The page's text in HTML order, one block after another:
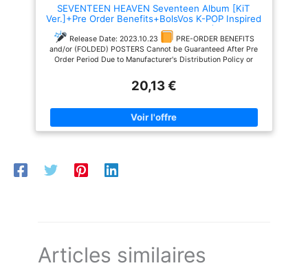
SEVENTEEN HEAVEN Seventeen Album [KiT
Ver.]+Pre Order Benefits+BolsVos K-POP Inspired
Digital Planner, Digital Sticker Pack (11th Mini
Album)
Release Date: 2023.10.23
PRE-ORDER BENEFITS
and/or (FOLDED) POSTERS Cannot be Guaranteed After Pre
Order Period Due to Manufacturer's Distribution Policy or
Chart & Korea Copyright Protection Agency Certified Company
BolsVos - All Rights Reserved / Warning: Unauthorized Selling
Activity Without Official Permission from BolsVos MUST BE
REPORTED to Amazon as Intellectual Property Rights Violation
20,13 €
Articles similaires